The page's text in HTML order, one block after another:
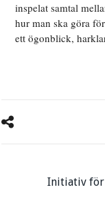
inspelat samtal
hur man ska göra
ett ögonblick,
Initiativ för